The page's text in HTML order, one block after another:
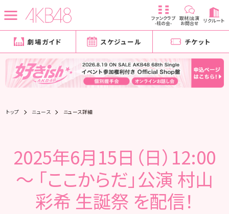
ファンクラブ
-柱の会-
取材/出演
お問合せ リクルート
劇場ガイド スケジュール チケット
トップ ニュース ニュース詳細
2025年6月15日（日）12:00
～ 「ここからだ」公演 村山
彩希 生誕祭 を配信！